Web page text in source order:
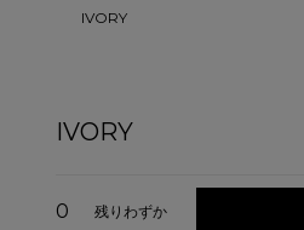
IVORY
IVORY
0 残りわずか